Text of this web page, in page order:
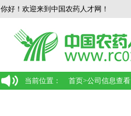
你好！欢迎来到中国农药人才网！
当前位置： 首页>公司信息查看